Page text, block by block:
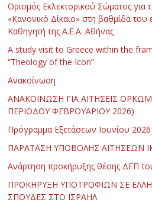
Ορισμός Εκλεκτορικού Σώματος για
«Κανονικό Δίκαιο» στη βαθμίδα του
Καθηγητή της Α.Ε.Α. Αθήνας
Α study visit to Greece within the
“Theology of the Icon”
Ανακοίνωση
ΑΝΑΚΟΙΝΩΣΗ ΓΙΑ ΑΙΤΗΣΕΙΣ
ΠΕΡΙΟΔΟΥ ΦΕΒΡΟΥΑΡΙΟΥ 2026)
Πρόγραμμα Εξετάσεων Ιουνίου 2026
ΠΑΡΑΤΑΣΗ ΥΠΟΒΟΛΗΣ ΑΙΤΗΣΕΩΝ
Ανάρτηση προκήρυξης θέσης ΔΕΠ
ΠΡΟΚΗΡΥΞΗ ΥΠΟΤΡΟΦΙΩΝ ΣΕ
ΣΠΟΥΔΕΣ ΣΤΟ ΙΣΡΑΗΛ